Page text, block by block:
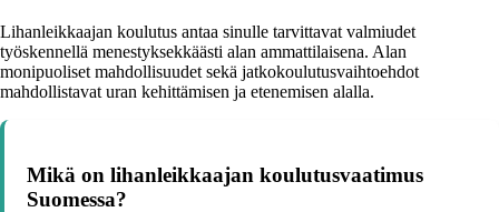
Lihanleikkaajan koulutus antaa sinulle tarvittavat valmiudet
työskennellä menestyksekkäästi alan ammattilaisena. Alan
monipuoliset mahdollisuudet sekä jatkokoulutusvaihtoehdot
mahdollistavat uran kehittämisen ja etenemisen alalla.
Mikä on lihanleikkaajan koulutusvaatimus
Suomessa?